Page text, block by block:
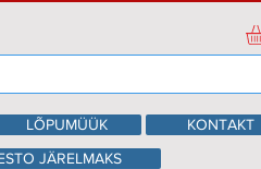
LÕPUMÜÜK
KONTAKT
JÄRELMAKS